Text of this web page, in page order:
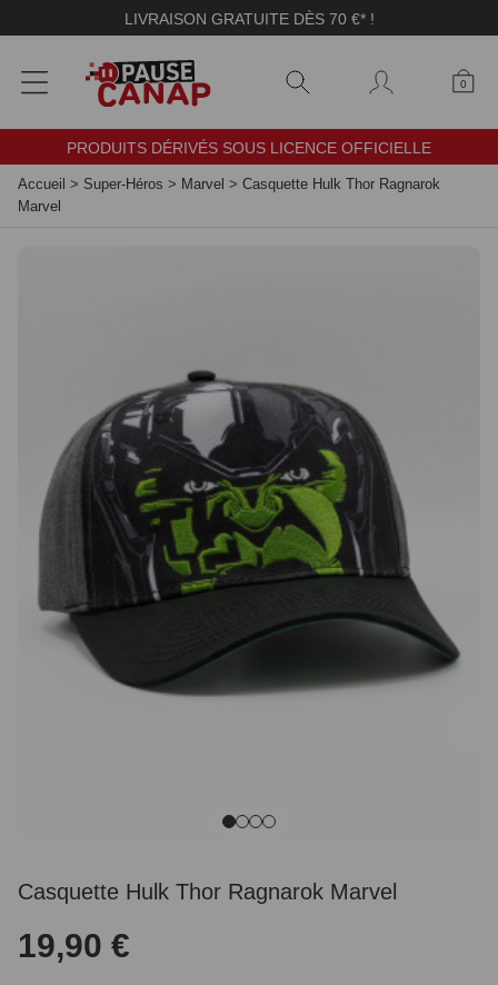
LIVRAISON GRATUITE DÈS 70 €* !
0
PRODUITS DÉRIVÉS SOUS LICENCE OFFICIELLE
Accueil > Super-Héros > Marvel > Casquette Hulk Thor Ragnarok
Marvel
Casquette Hulk Thor Ragnarok Marvel
19,90 €
Panneau de gestion des cookies